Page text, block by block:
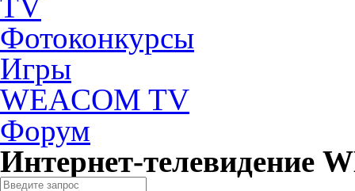
Фотоконкурсы
Игры
WEACOM TV
Форум
Интернет-телевидение